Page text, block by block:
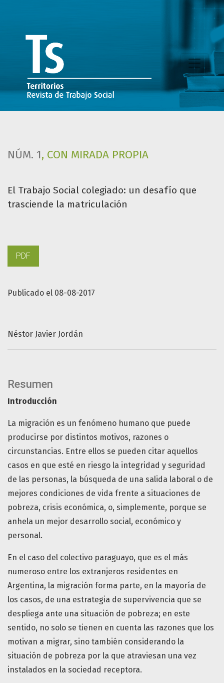
El Trabajo Social colegiado: un desafío que trasciende la
NÚM. 1, CON MIRADA PROPIA
El Trabajo Social colegiado: un desafío que
trasciende la matriculación
Publicado el 08-08-2017
PDF
Néstor Javier Jordán
Resumen
Introducción
La migración es un fenómeno humano que puede
producirse por distintos motivos, razones o
circunstancias. Entre ellos se pueden citar aquellos
casos en que esté en riesgo la integridad y seguridad
de las personas, la búsqueda de una salida laboral o de
mejores condiciones de vida frente a situaciones de
pobreza, crisis económica, o, simplemente, porque se
anhela un mejor desarrollo social, económico y
personal.
En el caso del colectivo paraguayo, que es el más
numeroso entre los extranjeros residentes en
Argentina, la migración forma parte, en la mayoría de
los casos, de una estrategia de supervivencia que se
despliega ante una situación de pobreza; en este
sentido, no solo se tienen en cuenta las razones que los
motivan a migrar, sino también considerando la
situación de pobreza por la que atraviesan una vez
instalados en la sociedad receptora.